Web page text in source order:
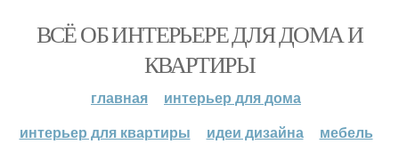
ВСЁ ОБ ИНТЕРЬЕРЕ ДЛЯ ДОМА И
КВАРТИРЫ
главная
интерьер для дома
интерьер для квартиры
идеи дизайна мебель